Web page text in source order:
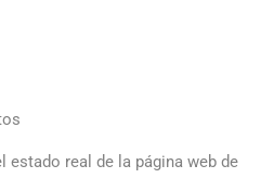
estado real de la página web de